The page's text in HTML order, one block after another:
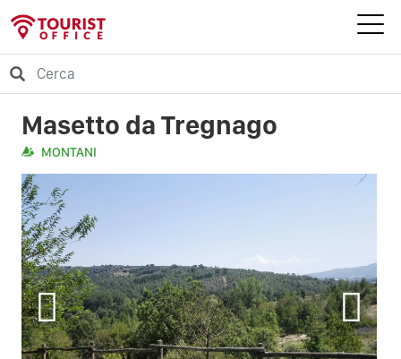
Masetto da Tregnago
MONTANI